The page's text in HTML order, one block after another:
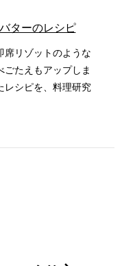
ターのレシピ
席リゾットのような
たえもアップしま
レシピを、料理研究